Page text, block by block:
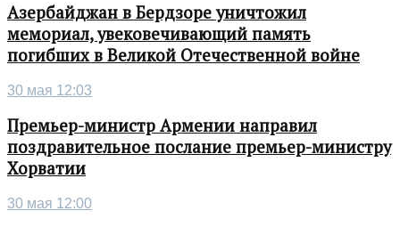
Азербайджан в Бердзоре уничтожил
мемориал, увековечивающий память
погибших в Великой Отечественной войне
30 мая 12:03
Премьер-министр Армении направил
поздравительное послание премьер-министру
Хорватии
30 мая 12:00